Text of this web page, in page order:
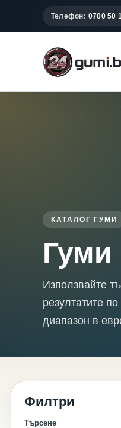
Телефон: 0700 50
КАТАЛОГ ГУМИ
Гуми
Използвайте
резултатите
диапазон в
Филтри
Търсене